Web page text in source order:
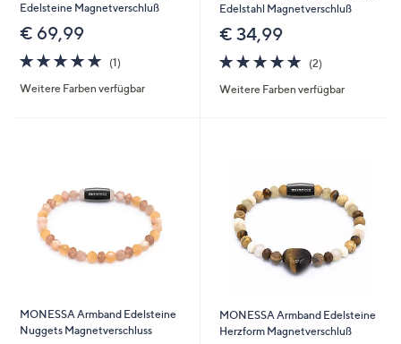
Edelsteine Magnetverschluß
€ 69,99
5.0
von
5
(1)1
Weitere Farben verfügbar
Edelstahl Magnetverschluß
€ 34,99
5.0
von
5
(2)2
Weitere Farben verfügbar
MONESSA Armband Edelsteine
Nuggets Magnetverschluss
MONESSA Armband Edelsteine
Herzform Magnetverschluß